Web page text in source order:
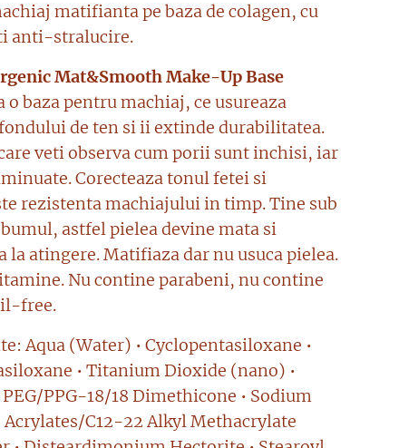
matifianta pe baza de colagen, cu
anti-stralucire.
Mat&Smooth Make-Up Base
o baza pentru machiaj, ce usureaza
de ten si ii extinde durabilitatea.
veti observa cum porii sunt inchisi, iar
Corecteaza tonul fetei si
rezistenta machiajului in timp. Tine sub
astfel pielea devine mata si
la atingere. Matifiaza dar nu usuca pielea.
Nu contine parabeni, nu contine
free.
Aqua (Water) • Cyclopentasiloxane •
• Titanium Dioxide (nano) •
PPG-18/18 Dimethicone • Sodium
Acrylates/C12-22 Alkyl Methacrylate